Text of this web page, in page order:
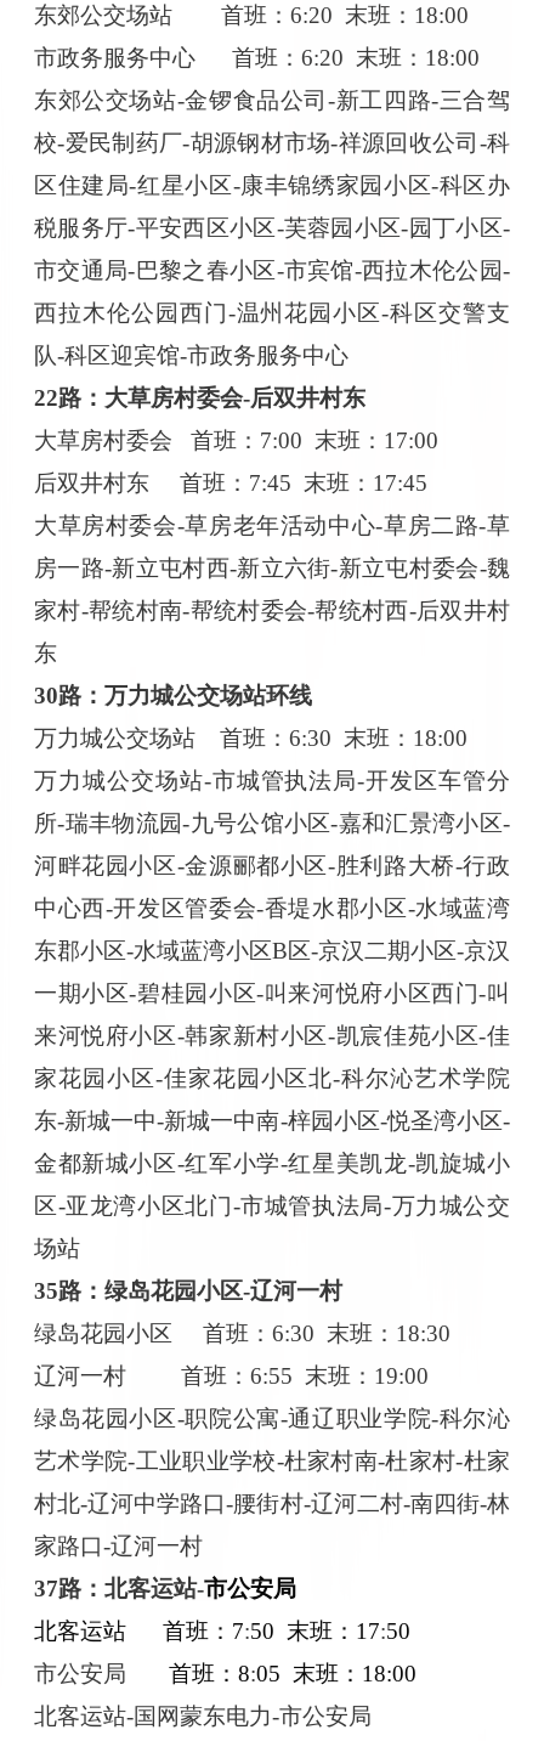
东郊公交场站
首班： 6:20 末班：18:00
市政务服务中心
首班： 6:20 末班：18:00
东郊公交场站-金锣食品公司-新工四路-三合驾
校-爱民制药厂-胡源钢材市场-祥源回收公司-科
区住建局-红星小区-康丰锦绣家园小区-科区办
税服务厅-平安西区小区-芙蓉园小区-园丁小区-
市交通局-巴黎之春小区-市宾馆-西拉木伦公园-
西拉木伦公园西门-温州花园小区-科区交警支
队-科区迎宾馆-市政务服务中心
22路：大草房村委会-后双井村东
大草房村委会
首班： 7:00 末班：17:00
后双井村东
首班： 7:45 末班：17:45
大草房村委会-草房老年活动中心-草房二路-草
房一路-新立屯村西-新立六街-新立屯村委会-魏
家村-帮统村南-帮统村委会-帮统村西-后双井村
东
30路：万力城公交场站环线
万力城公交场站
首班： 6:30 末班：18:00
万力城公交场站-市城管执法局-开发区车管分
所-瑞丰物流园-九号公馆小区-嘉和汇景湾小区-
河畔花园小区-金源郦都小区-胜利路大桥-行政
中心西-开发区管委会-香堤水郡小区-水域蓝湾
东郡小区-水域蓝湾小区B区-京汉二期小区-京汉
一期小区-碧桂园小区-叫来河悦府小区西门-叫
来河悦府小区-韩家新村小区-凯宸佳苑小区-佳
家花园小区-佳家花园小区北-科尔沁艺术学院
东-新城一中-新城一中南-梓园小区-悦圣湾小区-
金都新城小区-红军小学-红星美凯龙-凯旋城小
区-亚龙湾小区北门-市城管执法局-万力城公交
场站
35路：绿岛花园小区-辽河一村
绿岛花园小区
首班： 6:30 末班：18:30
辽河一村
首班： 6:55 末班：19:00
绿岛花园小区-职院公寓-通辽职业学院-科尔沁
艺术学院-工业职业学校-杜家村南-杜家村-杜家
村北-辽河中学路口-腰街村-辽河二村-南四街-林
家路口-辽河一村
37路：北客运站-市公安局
北客运站
首班： 7:50 末班：17:50
市公安局
首班： 8:05 末班：18:00
北客运站-国网蒙东电力-市公安局